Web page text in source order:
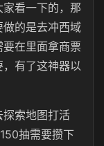
看一下的，那
的是去冲西域
在里面拿商票
有了这神器以
索地图打活
抽需要攒下